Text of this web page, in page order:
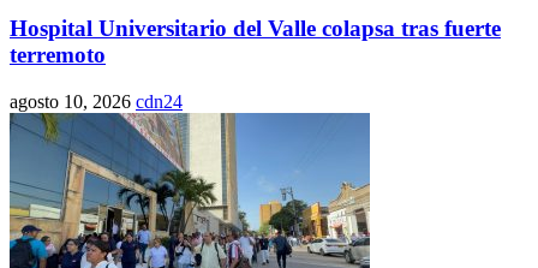
Hospital Universitario del Valle colapsa tras fuerte
terremoto
agosto 10, 2026 cdn24